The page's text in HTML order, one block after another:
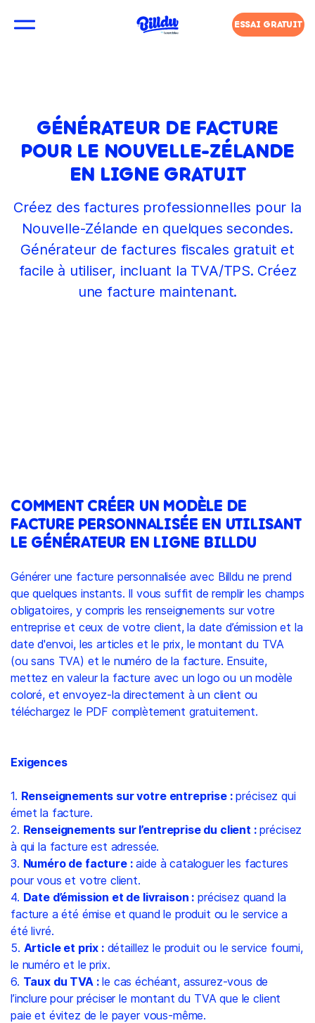
ESSAI GRATUIT
GÉNÉRATEUR DE FACTURE
POUR LE NOUVELLE-ZÉLANDE
EN LIGNE GRATUIT
Créez des factures professionnelles pour la
Nouvelle-Zélande en quelques secondes.
Générateur de factures fiscales gratuit et
facile à utiliser, incluant la TVA/TPS. Créez
une facture maintenant.
COMMENT CRÉER UN MODÈLE DE
FACTURE PERSONNALISÉE EN UTILISANT
LE GÉNÉRATEUR EN LIGNE BILLDU
Générer une facture personnalisée avec Billdu ne prend
que quelques instants. Il vous suffit de remplir les champs
obligatoires, y compris les renseignements sur votre
entreprise et ceux de votre client, la date d’émission et la
date d'envoi, les articles et le prix, le montant du TVA
(ou sans TVA) et le numéro de la facture. Ensuite,
mettez en valeur la facture avec un logo ou un modèle
coloré, et envoyez-la directement à un client ou
téléchargez le PDF complètement gratuitement.
Exigences
1. Renseignements sur votre entreprise :précisez qui
émet la facture.
2. Renseignements sur l’entreprise du client :précisez
à qui la facture est adressée.
3. Numéro de facture :aide à cataloguer les factures
pour vous et votre client.
4. Date d’émission et de livraison : précisez quand la
facture a été émise et quand le produit ou le service a
été livré.
5. Article et prix :détaillez le produit ou le service fourni,
le numéro et le prix.
6. Taux du TVA :le cas échéant, assurez-vous de
l’inclure pour préciser le montant du TVA que le client
paie et évitez de le payer vous-même.